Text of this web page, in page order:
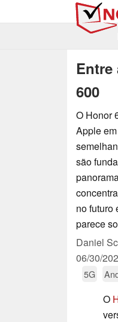
600
O Honor
Apple
são
no futuro
parece
Daniel
06/30/
5G
O